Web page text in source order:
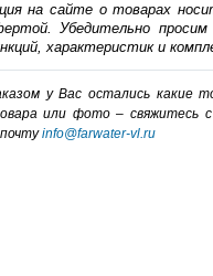
на сайте о товарах
Убедительно
характеристик и
у Вас остались какие
или фото – cвяжитесь
info@farwater-vl.ru